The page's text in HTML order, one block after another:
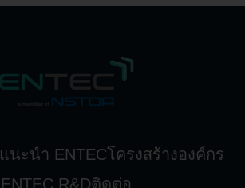
แนะนำ ENTECโครงสร้างองค์กร
ENTEC R&Dติดต่อ